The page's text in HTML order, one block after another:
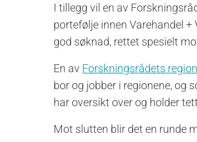
I tillegg vil en av
portefølje innen Varehandel
god søknad, rettet spesielt
En av Forskningsrådets
bor og jobber i regionene, og
har oversikt over og holder
Mot slutten blir det en runde